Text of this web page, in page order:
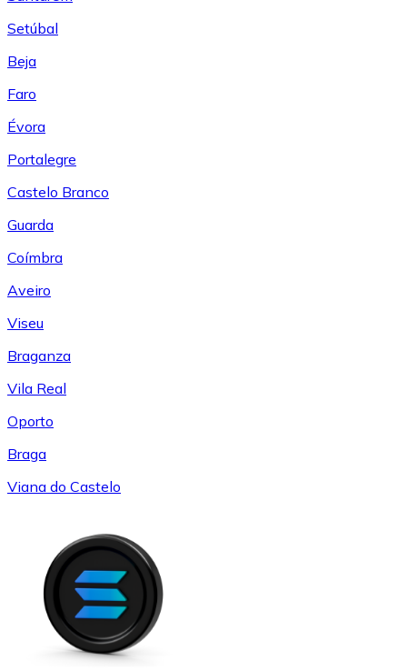
Setúbal
Beja
Faro
Évora
Portalegre
Castelo Branco
Guarda
Coímbra
Aveiro
Viseu
Braganza
Vila Real
Oporto
Braga
Viana do Castelo